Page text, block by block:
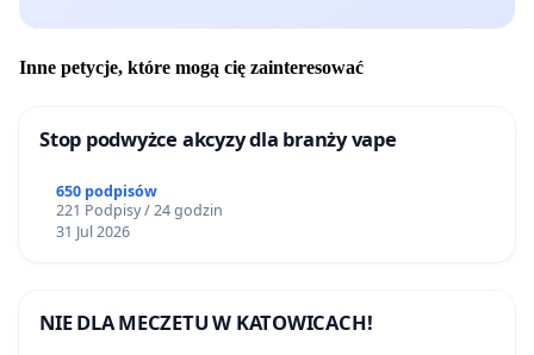
Inne petycje, które mogą cię zainteresować
Stop podwyżce akcyzy dla branży vape
650 podpisów
221 Podpisy / 24 godzin
31 Jul 2026
NIE DLA MECZETU W KATOWICACH!